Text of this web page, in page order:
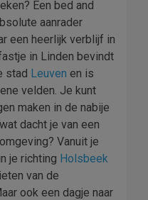
Een bed and
aanrader
een heerlijk verblijf in
in Linden bevindt
stad Leuven en is
velden. Je kunt
maken in de nabije
dacht je van een
Vanuit je
je richting Holsbeek
van de
ook een dagje naar